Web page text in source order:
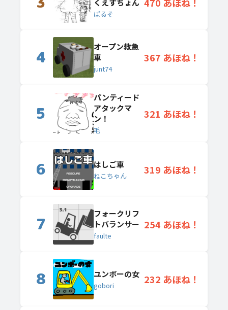
くえすちょん
ぱるそ
4
オープン救急
車
junt74
367 あほね！
5
パンティード
アタックマ
ン！
毛
321 あほね！
6 はしご車
ねこちゃん 319 あほね！
7
フォークリフ
トバランサー
faulte
254 あほね！
8 ユンボーの女
gobori 232 あほね！